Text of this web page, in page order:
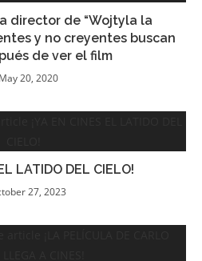
director de “Wojtyla la
y no creyentes buscan
de ver el film
May 20, 2020
LATIDO DEL CIELO!
27, 2023